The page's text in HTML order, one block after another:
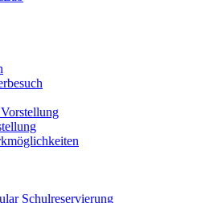
Schulreservierung